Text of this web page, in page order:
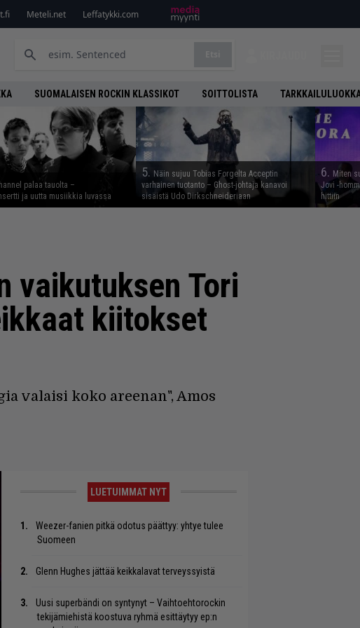
Meteli.net Leffatykki.com
SUOMALAISEN ROCKIN KLASSIKOT SOITTOLISTA
palaa tauolta –
ja uutta musiikkia luvassa
5. Näin sujuu Tobias Forgelta Acceptin
varhainen tuotanto – Ghost-johtaja kanavoi
sisäistä Udo Dirkschneideriaan
6. Miten
Jovi -
hittiin
vaikutuksen Tori
kiitokset
valaisi koko areenan", Amos
LUETUIMMAT NYT
Weezer-fanien pitkä odotus päättyy: yhtye tulee
Suomeen
Glenn Hughes jättää keikkalavat terveyssyistä
Uusi superbändi on syntynyt – Vaihtoehtorockin
tekijämiehistä koostuva ryhmä esittäytyy ep:n